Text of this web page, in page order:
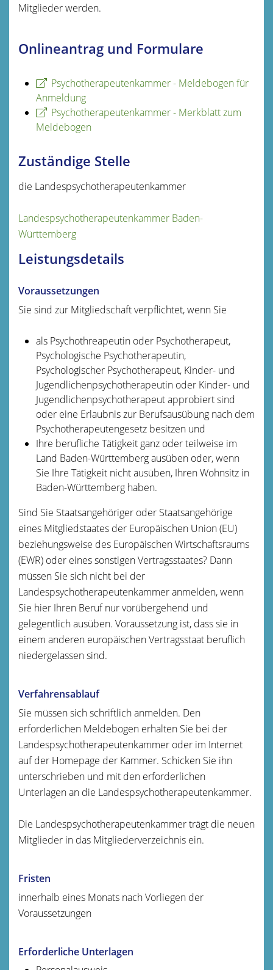
Mitglieder werden.
Onlineantrag und Formulare
Psychotherapeutenkammer - Meldebogen für
Anmeldung
Psychotherapeutenkammer - Merkblatt zum
Meldebogen
Zuständige Stelle
die Landespsychotherapeutenkammer
Landespsychotherapeutenkammer Baden-
Württemberg
Leistungsdetails
Voraussetzungen
Sie sind zur Mitgliedschaft verpflichtet, wenn Sie
als Psychothreapeutin oder Psychotherapeut,
Psychologische Psychotherapeutin,
Psychologischer Psychotherapeut, Kinder- und
Jugendlichenpsychotherapeutin oder Kinder- und
Jugendlichenpsychotherapeut approbiert sind
oder eine Erlaubnis zur Berufsausübung nach dem
Psychotherapeutengesetz besitzen und
Ihre berufliche Tätigkeit ganz oder teilweise im
Land Baden-Württemberg ausüben oder, wenn
Sie Ihre Tätigkeit nicht ausüben, Ihren Wohnsitz in
Baden-Württemberg haben.
Sind Sie Staatsangehöriger oder Staatsangehörige
eines Mitgliedstaates der Europäischen Union (EU)
beziehungsweise des Europäischen Wirtschaftsraums
(EWR) oder eines sonstigen Vertragsstaates? Dann
müssen Sie sich nicht bei der
Landespsychotherapeutenkammer anmelden, wenn
Sie hier Ihren Beruf nur vorübergehend und
gelegentlich ausüben. Voraussetzung ist, dass sie in
einem anderen europäischen Vertragsstaat beruflich
niedergelassen sind.
Verfahrensablauf
Sie müssen sich schriftlich anmelden. Den
erforderlichen Meldebogen erhalten Sie bei der
Landespsychotherapeutenkammer oder im Internet
auf der Homepage der Kammer. Schicken Sie ihn
unterschrieben und mit den erforderlichen
Unterlagen an die Landespsychotherapeutenkammer.
Die Landespsychotherapeutenkammer trägt die neuen
Mitglieder in das Mitgliederverzeichnis ein.
Fristen
innerhalb eines Monats nach Vorliegen der
Voraussetzungen
Erforderliche Unterlagen